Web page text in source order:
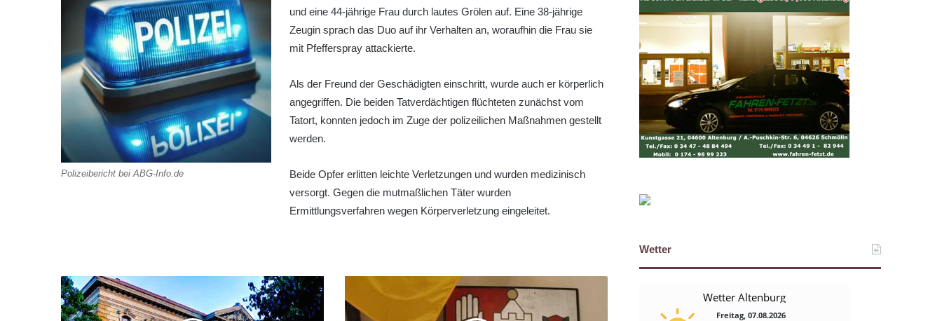
Polizeibericht bei ABG-Info.de
und eine 44-jährige Frau durch lautes Grölen auf. Eine 38-jährige
Zeugin sprach das Duo auf ihr Verhalten an, woraufhin die Frau sie
mit Pfefferspray attackierte.
Als der Freund der Geschädigten einschritt, wurde auch er körperlich
angegriffen. Die beiden Tatverdächtigen flüchteten zunächst vom
Tatort, konnten jedoch im Zuge der polizeilichen Maßnahmen gestellt
werden.
Beide Opfer erlitten leichte Verletzungen und wurden medizinisch
versorgt. Gegen die mutmaßlichen Täter wurden
Ermittlungsverfahren wegen Körperverletzung eingeleitet.
Wetter
Wetter Altenburg
Freitag, 07.08.2026